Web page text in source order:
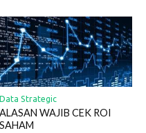
Data Strategic
ALASAN WAJIB CEK ROI
SAHAM